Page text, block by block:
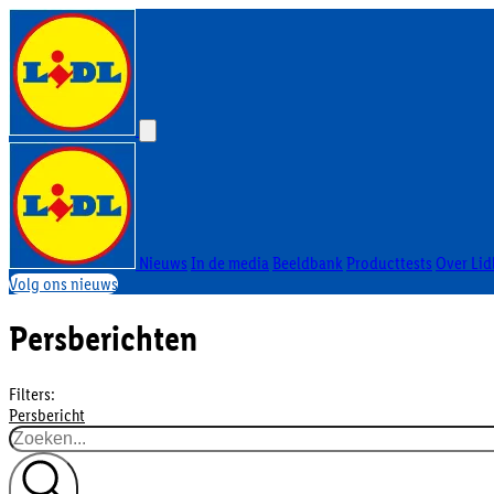
Nieuws In de mediaBeeldbank Producttests Over
Volg ons nieuws
Persberichten
Filters:
Persbericht